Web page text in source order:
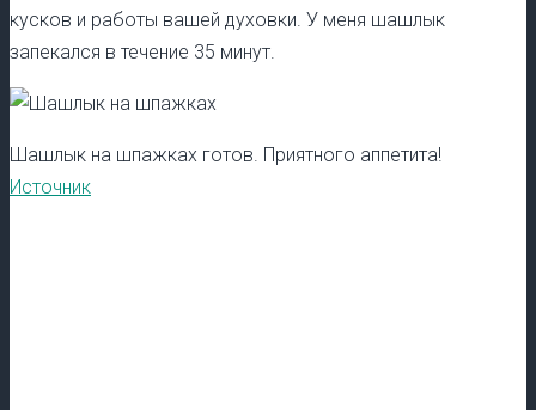
кусков и работы вашей духовки. У меня шашлык
запекался в течение 35 минут.
Шашлык на шпажках готов. Приятного аппетита!
Источник